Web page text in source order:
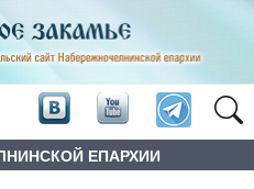
ЕПАРХИИ